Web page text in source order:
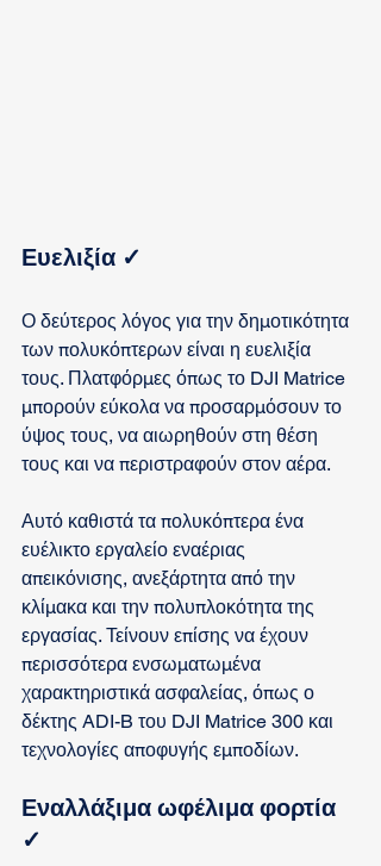
Ευελιξία ✓
Ο δεύτερος λόγος για την δημοτικότητα
των πολυκόπτερων είναι η ευελιξία
τους. Πλατφόρμες όπως το DJI Matrice
μπορούν εύκολα να προσαρμόσουν το
ύψος τους, να αιωρηθούν στη θέση
τους και να περιστραφούν στον αέρα.
Αυτό καθιστά τα πολυκόπτερα ένα
ευέλικτο εργαλείο εναέριας
απεικόνισης, ανεξάρτητα από την
κλίμακα και την πολυπλοκότητα της
εργασίας. Τείνουν επίσης να έχουν
περισσότερα ενσωματωμένα
χαρακτηριστικά ασφαλείας, όπως ο
δέκτης ADI-B του DJI Matrice 300 και
τεχνολογίες αποφυγής εμποδίων.
Εναλλάξιμα ωφέλιμα φορτία
✓